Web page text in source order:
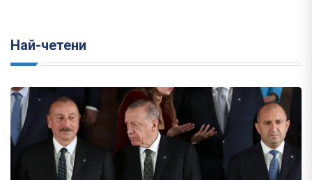
Най-четени